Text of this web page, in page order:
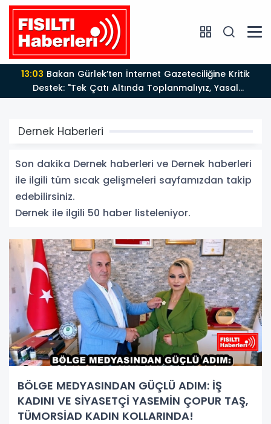
12:12Fısıltı Haberleri Yazarı Dr. Canan Yılmaz’a
Uluslararası Alanda Büyük Onur: “Dr. A.P.J. Abdul
Kalam İlham Ödülü 2026”
Dernek Haberleri
Son dakika Dernek haberleri ve Dernek haberleri
ile ilgili tüm sıcak gelişmeleri sayfamızdan takip
edebilirsiniz.
Dernek ile ilgili 50 haber listeleniyor.
BÖLGE MEDYASINDAN GÜÇLÜ ADIM: İŞ
KADINI VE SİYASETÇİ YASEMİN ÇOPUR TAŞ,
TÜMORSİAD KADIN KOLLARINDA!